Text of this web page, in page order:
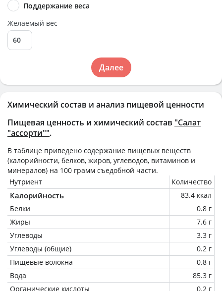
Химический состав и анализ пищевой ценности
Пищевая ценность и химический состав "Салат
"ассорти"".
В таблице приведено содержание пищевых веществ
(калорийности, белков, жиров, углеводов, витаминов и
минералов) на 100 грамм съедобной части.
Нутриент
Количество
Калорийность
83.4 ккал
Белки
0.8 г
Жиры
7.6 г
Углеводы
3.3 г
Углеводы (общие)
0.2 г
Пищевые волокна
0.8 г
Вода
85.3 г
Органические кислоты
0.2 г
Поддержание веса
Желаемый вес
Далее